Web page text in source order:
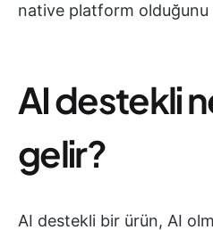
native platform
AI destekli
gelir?
AI destekli bir ürün, AI